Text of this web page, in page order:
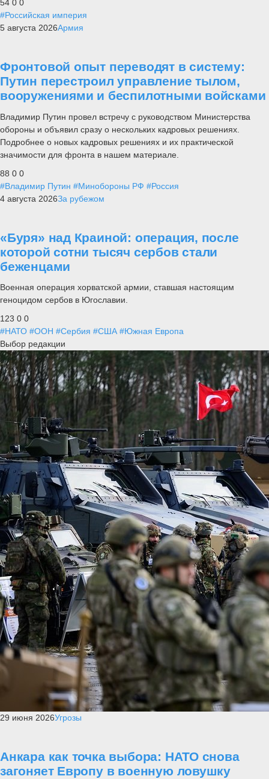
54 0 0
#Российская империя
5 августа 2026Армия
Фронтовой опыт переводят в систему:
Путин перестроил управление тылом,
вооружениями и беспилотными войсками
Владимир Путин провел встречу с руководством Министерства
обороны и объявил сразу о нескольких кадровых решениях.
Подробнее о новых кадровых решениях и их практической
значимости для фронта в нашем материале.
88 0 0
#Владимир Путин #Минобороны РФ #Россия
4 августа 2026За рубежом
«Буря» над Краиной: операция, после
которой сотни тысяч сербов стали
беженцами
Военная операция хорватской армии, ставшая настоящим
геноцидом сербов в Югославии.
123 0 0
#НАТО #ООН #Сербия #США #Южная Европа
Выбор редакции
29 июня 2026Угрозы
Анкара как точка выбора: НАТО снова
загоняет Европу в военную ловушку